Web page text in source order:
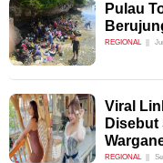
Pulau
REGIONAL
Viral
Disebut
REGIONAL